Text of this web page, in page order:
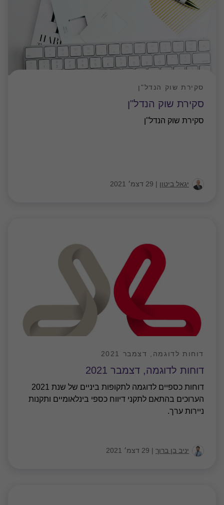
סקירת שוק הנדל"ן
סקירת שוק הנדל"ן
סקירת שוק הנדל"ן
יגאל ביטון | 29 דצמ׳ 2021
דוחות לדוגמה, דצמבר 2021
דוחות לדוגמה, דצמבר 2021
דוחות כספיים לדוגמה לתקופות ביניים של שנת 2021
הערוכים בהתאם לתקני דיווח כספי בינלאומיים ותקנות
ניירות ערך.
יניב בן ברוך | 29 דצמ׳ 2021